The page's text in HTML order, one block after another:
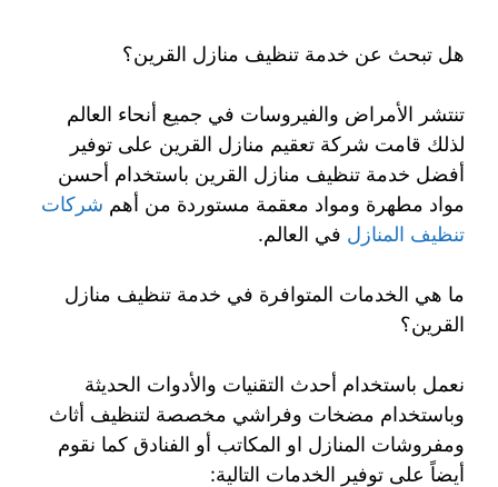
هل تبحث عن خدمة تنظيف منازل القرين؟
تنتشر الأمراض والفيروسات في جميع أنحاء العالم
لذلك قامت شركة تعقيم منازل القرين على توفير
أفضل خدمة تنظيف منازل القرين باستخدام أحسن
مواد مطهرة ومواد معقمة مستوردة من أهم شركات
تنظيف المنازل في العالم.
ما هي الخدمات المتوافرة في خدمة تنظيف منازل
القرين؟
نعمل باستخدام أحدث التقنيات والأدوات الحديثة
وباستخدام مضخات وفراشي مخصصة لتنظيف أثاث
ومفروشات المنازل او المكاتب أو الفنادق كما نقوم
أيضاً على توفير الخدمات التالية: